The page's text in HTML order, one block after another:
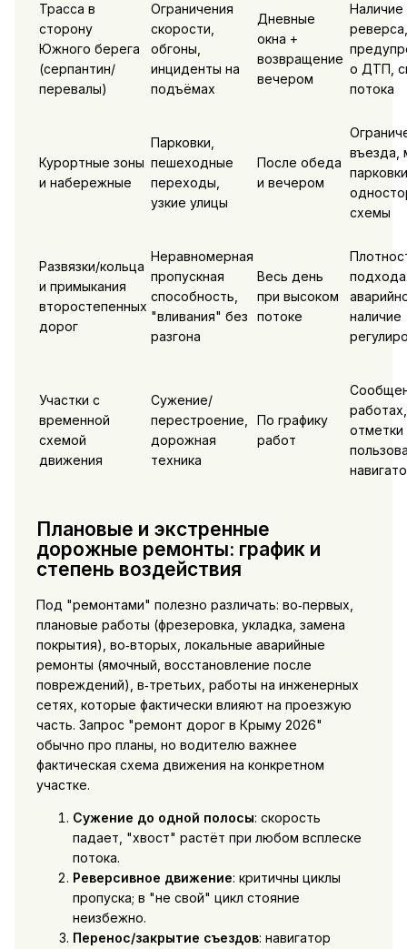
Трасса в
сторону
Южного берега
(серпантин/
перевалы)
Ограничения
скорости,
обгоны,
инциденты на
подъёмах
Дневные
окна +
возвращение
вечером
реверса,
о ДТП,
потока
Курортные зоны
и набережные
Парковки,
пешеходные
переходы,
узкие улицы
После обеда
и вечером
въезда,
схемы
Развязки/кольца
и примыкания
второстепенных
дорог
Неравномерная
пропускная
способность,
"вливания" без
разгона
Весь день
при высоком
потоке
наличие
Участки с
временной
схемой
движения
Сужение/
перестроение,
дорожная
техника
По графику
работ
отметки
Плановые и экстренные
дорожные ремонты: график и
степень воздействия
Под "ремонтами" полезно различать: во‑первых,
плановые работы (фрезеровка, укладка, замена
покрытия), во‑вторых, локальные аварийные
ремонты (ямочный, восстановление после
повреждений), в‑третьих, работы на инженерных
сетях, которые фактически влияют на проезжую
часть. Запрос "ремонт дорог в Крыму 2026"
обычно про планы, но водителю важнее
фактическая схема движения на конкретном
участке.
Сужение до одной полосы: скорость
падает, "хвост" растёт при любом всплеске
потока.
Реверсивное движение: критичны циклы
пропуска; в "не свой" цикл стояние
неизбежно.
Перенос/закрытие съездов: навигатор